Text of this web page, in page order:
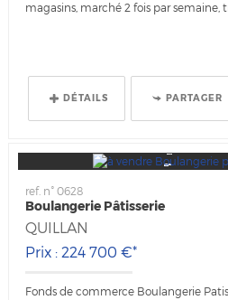
magasins, marché 2 fois par semaine,
DÉTAILS PARTAGER
ref. n° 0628
Boulangerie Pâtisserie
QUILLAN
Prix : 224 700 €*
Fonds de commerce Boulangerie